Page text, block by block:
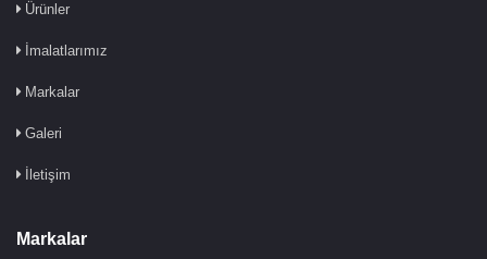
Ürünler
İmalatlarımız
Markalar
Galeri
İletişim
Markalar